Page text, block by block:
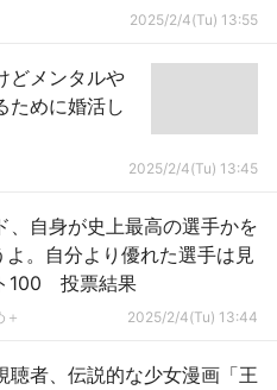
2025/2/4(Tu) 13:55
どメンタルや
ために婚活し
2025/2/4(Tu) 13:45
、自身が史上最高の選手かを
。自分より優れた選手は見
歴代ベスト100 投票結果
＋ 2025/2/4(Tu) 13:44
聴者、伝説的な少女漫画「王